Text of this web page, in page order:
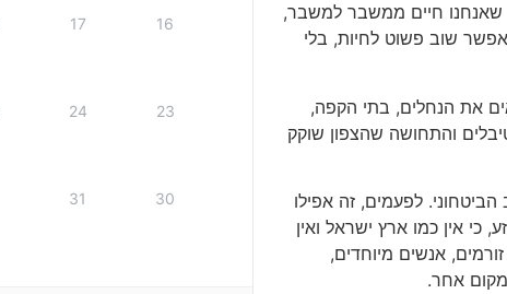
חיים ממשבר למשבר,
שוב פשוט לחיות, בלי
את הנחלים, בתי הקפה,
והתחושה שהצפון שוקק
לפעמים, זה אפילו
כי אין כמו ארץ ישראל ואין
אנשים מיוחדים,
אחר.
16
17
23
24
30
31